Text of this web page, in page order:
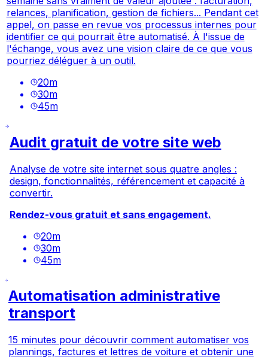
relances, planification, gestion de fichiers... Pendant cet
appel, on passe en revue vos processus internes pour
identifier ce qui pourrait être automatisé. À l'issue de
l'échange, vous avez une vision claire de ce que vous
pourriez déléguer à un outil.
20m
30m
45m
Audit gratuit de votre site web
Analyse de votre site internet sous quatre angles :
design, fonctionnalités, référencement et capacité à
convertir.
Rendez-vous gratuit et sans engagement.
20m
30m
45m
Automatisation administrative
transport
15 minutes pour découvrir comment automatiser vos
plannings, factures et lettres de voiture et obtenir une